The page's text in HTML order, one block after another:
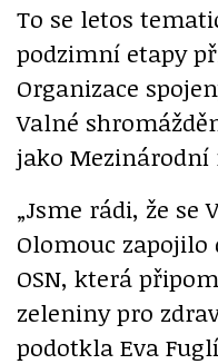
To se letos
podzimní etapy
Organizace
Valné
jako Mezinárodní
„Jsme rádi, že se
Olomouc
OSN, která
zeleniny pro
podotkla Eva